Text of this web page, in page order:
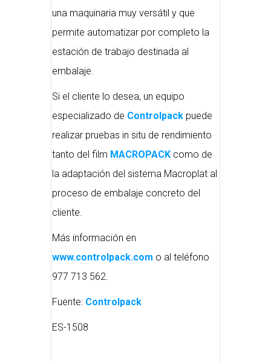
una maquinaria muy versátil y que
permite automatizar por completo la
estación de trabajo destinada al
embalaje.
Si el cliente lo desea, un equipo
especializado de Controlpack puede
realizar pruebas in situ de rendimiento
tanto del film MACROPACK como de
la adaptación del sistema Macroplat al
proceso de embalaje concreto del
cliente.
Más información en
www.controlpack.com o al teléfono
977 713 562.
Fuente: Controlpack
ES-1508